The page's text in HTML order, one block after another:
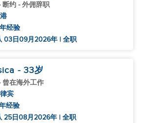
断约 - 外佣辞职
经验
03日09月2026年 | 全职
- 33岁
曾在海外工作
宾
经验
25日08月2026年 | 全职